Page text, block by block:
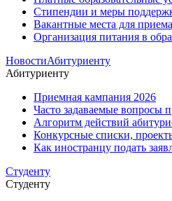
Стипендии и меры
Вакантные места для
Организация питания в
НовостиАбитуриенту
Абитуриенту
Приемная кампания 2026
Часто задаваемые вопросы
Алгоритм действий
Конкурсные списки,
Как иностранцу подать
Студенту
Студенту